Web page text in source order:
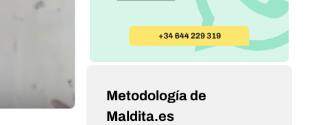
Metodología de
Maldita.es